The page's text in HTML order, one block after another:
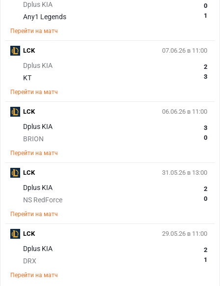
Dplus KIA
Any1 Legends
0
1
Перейти на матч
07.06.26 в 11:00
Dplus KIA
KT
2
3
Перейти на матч
LCK
06.06.26 в 11:00
Dplus KIA
BRION
3
0
Перейти на матч
LCK
31.05.26 в 13:00
Dplus KIA
NS RedForce
2
0
Перейти на матч
LCK
29.05.26 в 11:00
Dplus KIA
DRX
2
1
Перейти на матч
LCK